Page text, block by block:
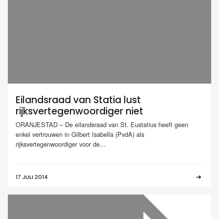
Eilandsraad van Statia lust
rijksvertegenwoordiger niet
ORANJESTAD – De eilandsraad van St. Eustatius heeft geen
enkel vertrouwen in Gilbert Isabella (PvdA) als
rijksvertegenwoordiger voor de...
17 JULI 2014